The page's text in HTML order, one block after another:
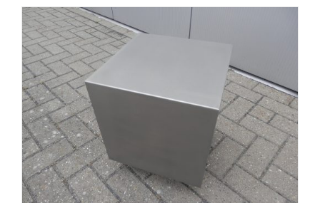
heeft
meerdere
variaties.
optie
op
de